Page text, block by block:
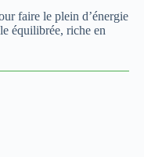
faire le plein d’énergie
équilibrée, riche en